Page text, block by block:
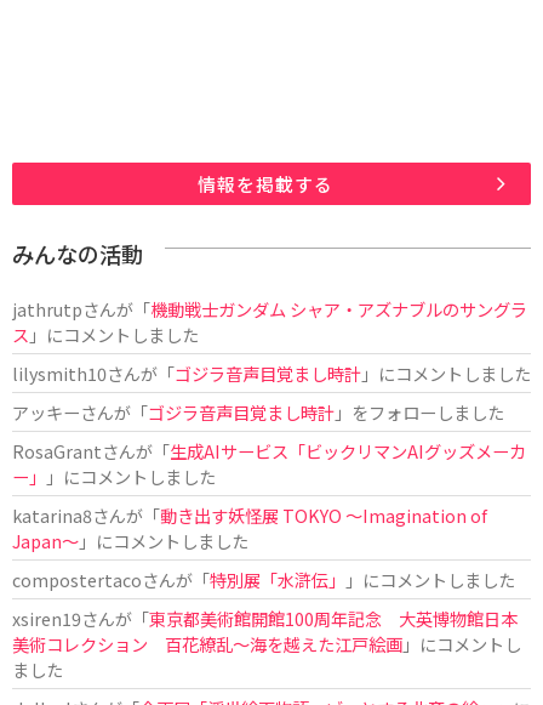
情報を掲載する
みんなの活動
jathrutpさんが「機動戦士ガンダム シャア・アズナブルのサングラ
ス 」にコメントしました
lilysmith10さんが「ゴジラ音声目覚まし時計」にコメントしました
アッキーさんが「ゴジラ音声目覚まし時計」をフォローしました
RosaGrantさんが「生成AIサービス「ビックリマンAIグッズメーカ
ー」
」にコメントしました
katarina8さんが「動き出す妖怪展 TOKYO 〜Imagination of
Japan〜」にコメントしました
compostertacoさんが「特別展「水滸伝」
」にコメントしました
xsiren19さんが「東京都美術館開館100周年記念 大英博物館日本
美術コレクション 百花繚乱～海を越えた江戸絵画」にコメントし
ました